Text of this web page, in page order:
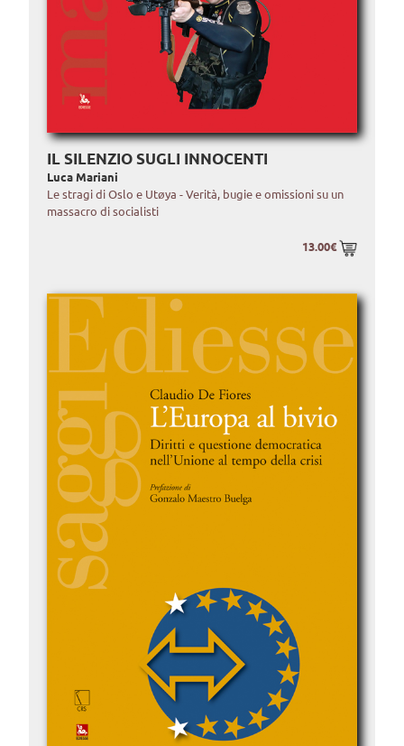
IL SILENZIO SUGLI INNOCENTI
Luca Mariani
Le stragi di Oslo e Utøya - Verità, bugie e omissioni su un
massacro di socialisti
13.00€